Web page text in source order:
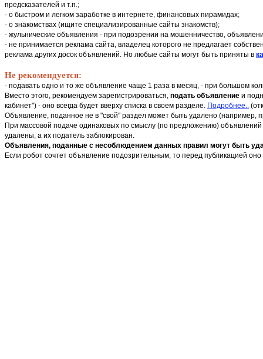
предсказателей и т.п.;
- о быстром и легком заработке в интернете, финансовых пирамидах;
- о знакомствах (ищите специализированные сайты знакомств);
- жульнические объявления - при подозрении на мошенничество,
- не принимается реклама сайта, владелец которого не предлагает
реклама других досок объявлений. Но любые сайты могут быть приняты в
Не рекомендуется:
- подавать одно и то же объявление чаще 1 раза в месяц, - при большом
Вместо этого, рекомендуем зарегистрироваться, подать объявление и
кабинет") - оно всегда будет вверху списка в своем разделе. Подробнее..
Объявление, поданное не в "свой" раздел может быть удалено (например,
При массовой подаче одинаковых по смыслу (по предложению)
удалены, а их податель заблокирован.
Объявления, поданные с несоблюдением данных правил могут быть
Если робот сочтет объявление подозрительным, то перед публикацией